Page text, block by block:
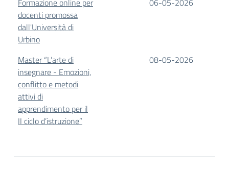
Formazione online per
docenti promossa
dall'Università di
Urbino
06-05-2026
Master “L’arte di
insegnare - Emozioni,
conflitto e metodi
attivi di
apprendimento per il
II ciclo d’istruzione”
08-05-2026